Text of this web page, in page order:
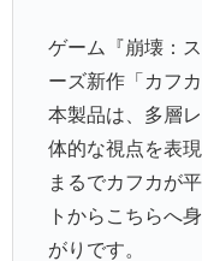
ゲーム『崩壊：
ーズ新作「カフ
本製品は、多層
体的な視点を表現
まるでカフカが
トからこちらへ
がりです。